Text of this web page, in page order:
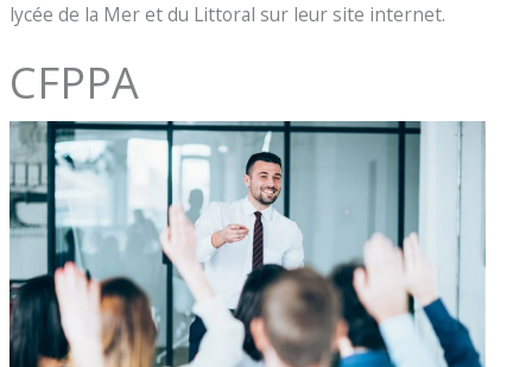
lycée de la Mer et du Littoral sur leur site internet.
CFPPA